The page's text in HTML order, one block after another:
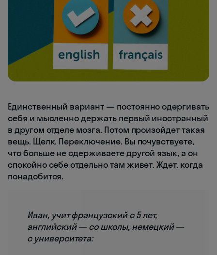
Единственный вариант — постоянно одергивать
себя и мысленно держать первый иностранный
в другом отделе мозга. Потом произойдет такая
вещь. Щелк. Переключение. Вы почувствуете,
что больше не сдерживаете другой язык, а он
спокойно себе отдельно там живет. Ждет, когда
понадобится.
Иван, учит французский с 5 лет,
английский — со школы, немецкий —
с университета: